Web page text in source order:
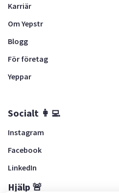
Karriär
Om Yepstr
Blogg
För företag
Yeppar
Socialt 👩‍💻
Instagram
Facebook
LinkedIn
Hjälp 🚨